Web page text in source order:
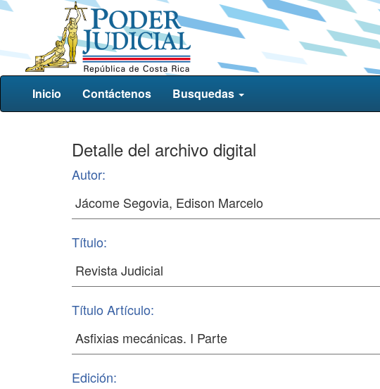
Inicio Contáctenos Busquedas
Detalle del archivo digital
Autor:
Título:
Título Artículo:
Edición: